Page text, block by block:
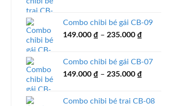
149.000
Combo chibi bé gái CB-09
149.000 ₫ – 235.000 ₫Khoảng
149.000
Combo chibi bé gái CB-07
149.000 ₫ – 235.000 ₫Khoảng
149.000
Combo chibi bé trai CB-08